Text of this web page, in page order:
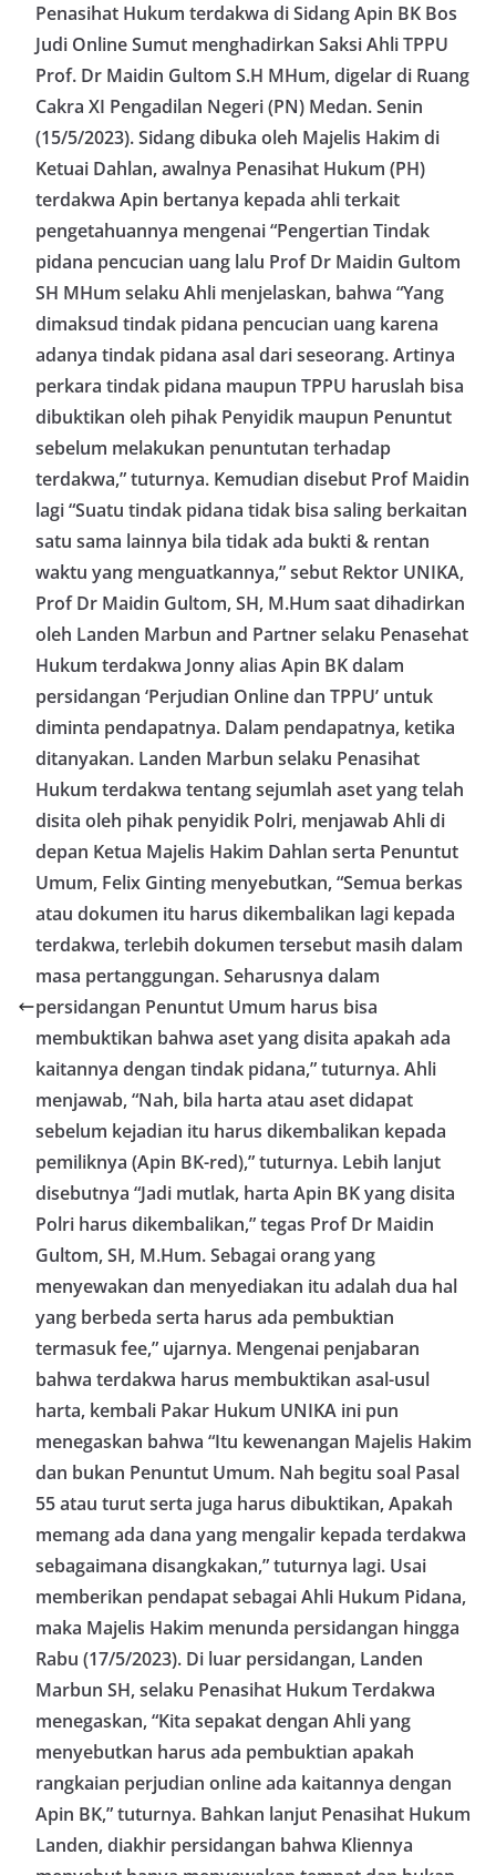
Penasihat Hukum terdakwa di Sidang Apin BK Bos
Judi Online Sumut menghadirkan Saksi Ahli TPPU
Prof. Dr Maidin Gultom S.H MHum, digelar di Ruang
Cakra XI Pengadilan Negeri (PN) Medan. Senin
(15/5/2023). Sidang dibuka oleh Majelis Hakim di
Ketuai Dahlan, awalnya Penasihat Hukum (PH)
terdakwa Apin bertanya kepada ahli terkait
pengetahuannya mengenai “Pengertian Tindak
pidana pencucian uang lalu Prof Dr Maidin Gultom
SH MHum selaku Ahli menjelaskan, bahwa “Yang
dimaksud tindak pidana pencucian uang karena
adanya tindak pidana asal dari seseorang. Artinya
perkara tindak pidana maupun TPPU haruslah bisa
dibuktikan oleh pihak Penyidik maupun Penuntut
sebelum melakukan penuntutan terhadap
terdakwa,” tuturnya. Kemudian disebut Prof Maidin
lagi “Suatu tindak pidana tidak bisa saling berkaitan
satu sama lainnya bila tidak ada bukti & rentan
waktu yang menguatkannya,” sebut Rektor UNIKA,
Prof Dr Maidin Gultom, SH, M.Hum saat dihadirkan
oleh Landen Marbun and Partner selaku Penasehat
Hukum terdakwa Jonny alias Apin BK dalam
persidangan ‘Perjudian Online dan TPPU’ untuk
diminta pendapatnya. Dalam pendapatnya, ketika
ditanyakan. Landen Marbun selaku Penasihat
Hukum terdakwa tentang sejumlah aset yang telah
disita oleh pihak penyidik Polri, menjawab Ahli di
depan Ketua Majelis Hakim Dahlan serta Penuntut
Umum, Felix Ginting menyebutkan, “Semua berkas
atau dokumen itu harus dikembalikan lagi kepada
terdakwa, terlebih dokumen tersebut masih dalam
masa pertanggungan. Seharusnya dalam
persidangan Penuntut Umum harus bisa
membuktikan bahwa aset yang disita apakah ada
kaitannya dengan tindak pidana,” tuturnya. Ahli
menjawab, “Nah, bila harta atau aset didapat
sebelum kejadian itu harus dikembalikan kepada
pemiliknya (Apin BK-red),” tuturnya. Lebih lanjut
disebutnya “Jadi mutlak, harta Apin BK yang disita
Polri harus dikembalikan,” tegas Prof Dr Maidin
Gultom, SH, M.Hum. Sebagai orang yang
menyewakan dan menyediakan itu adalah dua hal
yang berbeda serta harus ada pembuktian
termasuk fee,” ujarnya. Mengenai penjabaran
bahwa terdakwa harus membuktikan asal-usul
harta, kembali Pakar Hukum UNIKA ini pun
menegaskan bahwa “Itu kewenangan Majelis Hakim
dan bukan Penuntut Umum. Nah begitu soal Pasal
55 atau turut serta juga harus dibuktikan, Apakah
memang ada dana yang mengalir kepada terdakwa
sebagaimana disangkakan,” tuturnya lagi. Usai
memberikan pendapat sebagai Ahli Hukum Pidana,
maka Majelis Hakim menunda persidangan hingga
Rabu (17/5/2023). Di luar persidangan, Landen
Marbun SH, selaku Penasihat Hukum Terdakwa
menegaskan, “Kita sepakat dengan Ahli yang
menyebutkan harus ada pembuktian apakah
rangkaian perjudian online ada kaitannya dengan
Apin BK,” tuturnya. Bahkan lanjut Penasihat Hukum
Landen, diakhir persidangan bahwa Kliennya